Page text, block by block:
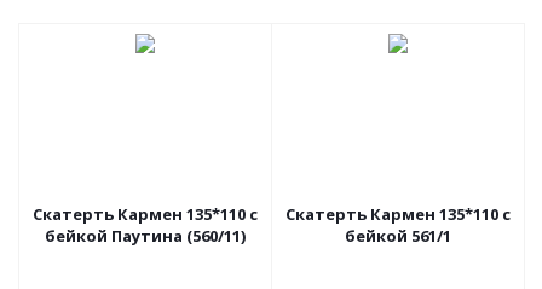
Скатерть Кармен 135*110 с
бейкой Паутина (560/11)
Скатерть Кармен 135*110 с
бейкой 561/1